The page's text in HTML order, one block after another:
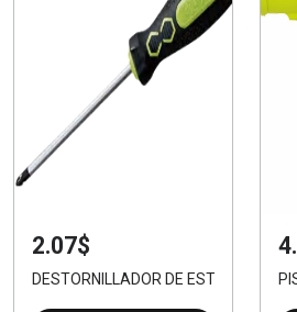
2.07$
DESTORNILLADOR DE ESTRIA